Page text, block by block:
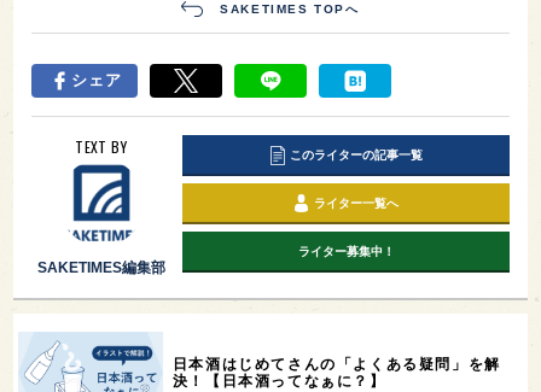
SAKETIMES TOPへ
シェア
TEXT BY
SAKETIMES編集部
このライターの記事一覧
ライター一覧へ
ライター募集中！
日本酒はじめてさんの「よくある疑問」を解
決！【日本酒ってなぁに？】